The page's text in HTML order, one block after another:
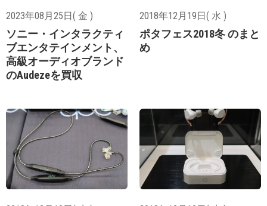
2023年08月25日( 金 )
ソニー・インタラクティ
ブエンタテインメント、
高級オーディオブランド
のAudezeを買収
2018年12月19日( 水 )
ポタフェス2018冬 のまと
め